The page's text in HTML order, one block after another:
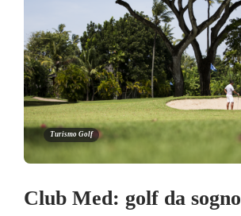
Turismo Golf
Club Med: golf da sogno